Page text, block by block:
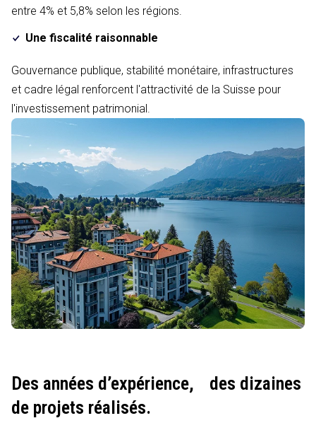
entre 4% et 5,8% selon les régions.
Une fiscalité raisonnable
Gouvernance publique, stabilité monétaire, infrastructures
et cadre légal renforcent l'attractivité de la Suisse pour
l'investissement patrimonial.
Des années d’expérience,
des dizaines
de projets réalisés.